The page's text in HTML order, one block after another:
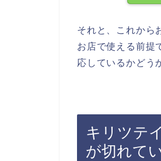
それと、これから
お店で使える前提
応しているかどう
キリツテ
が切れて